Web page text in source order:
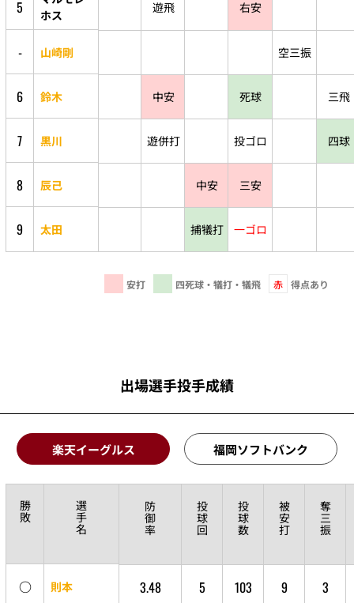
5
ホス
遊飛 右安
- 山崎剛 空三振
6 鈴木 中安 死球 三飛
7 黒川 遊併打 投ゴロ 四球
8 辰己 中安 三安
9 太田 捕犠打 一ゴロ
安打 四死球・犠打・犠飛 赤 得点あり
出場選手投手成績
楽天イーグルス 福岡ソフトバンク
勝
敗
選
手
名
防
御
率
投
球
回
投
球
数
被
安
打
奪
三
振
○ 則本 3.48 5 103 9 3